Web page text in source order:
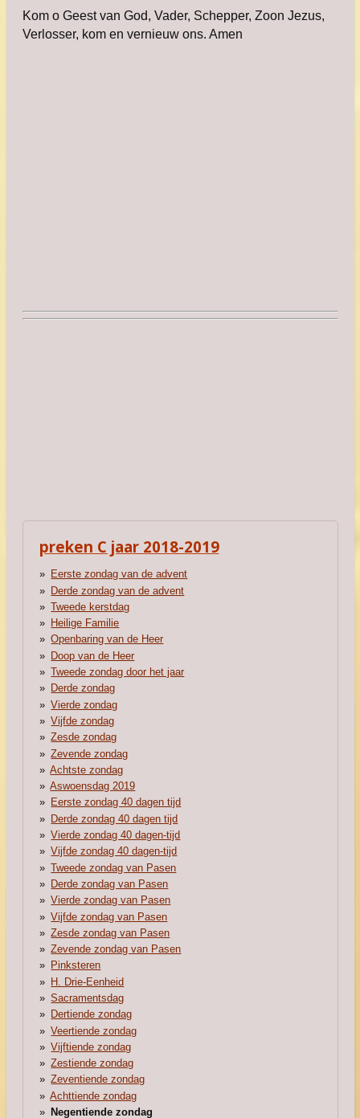
Kom o Geest van God, Vader, Schepper, Zoon Jezus,
Verlosser, kom en vernieuw ons. Amen
preken C jaar 2018-2019
Eerste zondag van de advent
Derde zondag van de advent
Tweede kerstdag
Heilige Familie
Openbaring van de Heer
Doop van de Heer
Tweede zondag door het jaar
Derde zondag
Vierde zondag
Vijfde zondag
Zesde zondag
Zevende zondag
Achtste zondag
Aswoensdag 2019
Eerste zondag 40 dagen tijd
Derde zondag 40 dagen tijd
Vierde zondag 40 dagen-tijd
Vijfde zondag 40 dagen-tijd
Tweede zondag van Pasen
Derde zondag van Pasen
Vierde zondag van Pasen
Vijfde zondag van Pasen
Zesde zondag van Pasen
Zevende zondag van Pasen
Pinksteren
H. Drie-Eenheid
Sacramentsdag
Dertiende zondag
Veertiende zondag
Vijftiende zondag
Zestiende zondag
Zeventiende zondag
Achttiende zondag
Negentiende zondag